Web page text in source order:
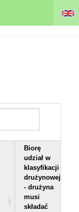
Biorę
udział w
klasyfikacji
drużynowej
- drużyna
musi
składać